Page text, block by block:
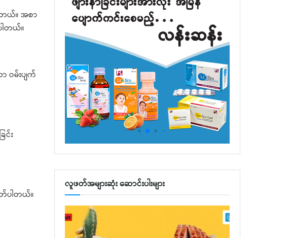
ယ်။ အစာ
ါတယ်။
ဝမ်းပျက်
င်း
ပါတယ်။
လူဖတ်အများဆုံး ဆောင်းပါးများ